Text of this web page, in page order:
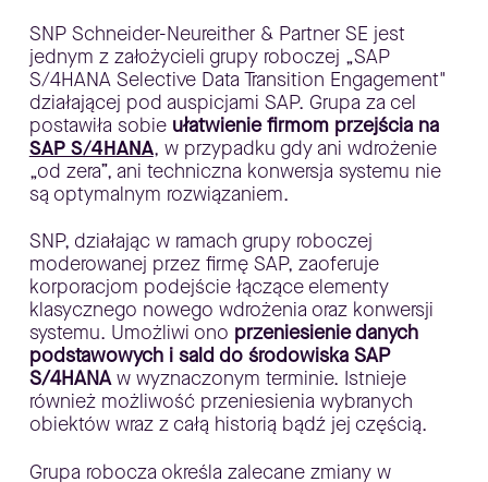
SNP Schneider-Neureither & Partner SE jest
jednym z założycieli grupy roboczej „SAP
S/4HANA Selective Data Transition Engagement"
działającej pod auspicjami SAP. Grupa za cel
postawiła sobie ułatwienie firmom przejścia na
SAP S/4HANA, w przypadku gdy ani wdrożenie
„od zera”, ani techniczna konwersja systemu nie
są optymalnym rozwiązaniem.
SNP, działając w ramach grupy roboczej
moderowanej przez firmę SAP, zaoferuje
korporacjom podejście łączące elementy
klasycznego nowego wdrożenia oraz konwersji
systemu. Umożliwi ono przeniesienie danych
podstawowych i sald do środowiska SAP
S/4HANAw wyznaczonym terminie. Istnieje
również możliwość przeniesienia wybranych
obiektów wraz z całą historią bądź jej częścią.
Grupa robocza określa zalecane zmiany w